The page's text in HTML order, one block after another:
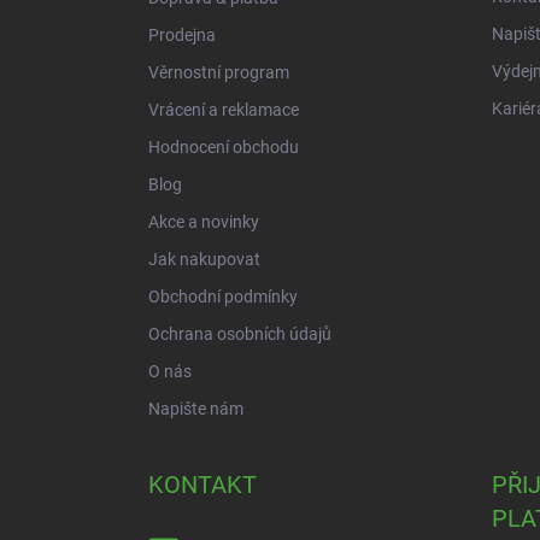
Prodejna
Věrnostní program
Vrácení a reklamace
Hodnocení obchodu
Blog
Akce a novinky
Jak nakupovat
Obchodní podmínky
Ochrana osobních údajů
O nás
Napište nám
KONTAKT